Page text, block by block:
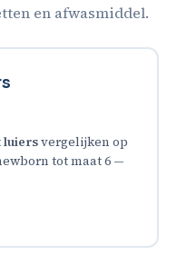
en afwasmiddel.
luiersvergelijken op
tot maat 6 —